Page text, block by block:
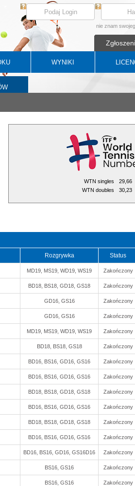
nie znam
WYNIKI
WTN singles
29,66
WTN doubles
30,23
Rozgrywka Status
MD19, MS19, WD19, WS19 Zakończony
BD18, BS18, GD18, GS18 Zakończony
GD16, GS16 Zakończony
GD16, GS16 Zakończony
MD19, MS19, WD19, WS19 Zakończony
BD18, BS18, GS18 Zakończony
BD16, BS16, GD16, GS16 Zakończony
BD16, BS16, GD16, GS16 Zakończony
BD18, BS18, GD18, GS18 Zakończony
BD16, BS16, GD16, GS16 Zakończony
BD18, BS18, GD18, GS18 Zakończony
BD16, BS16, GD16, GS16 Zakończony
BD16, BS16, GD16, GS16D16 Zakończony
BS16, GS16 Zakończony
BS16, GS16 Zakończony